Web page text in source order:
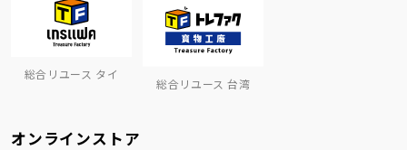
総合リユース タイ
総合リユース 台湾
オンラインストア